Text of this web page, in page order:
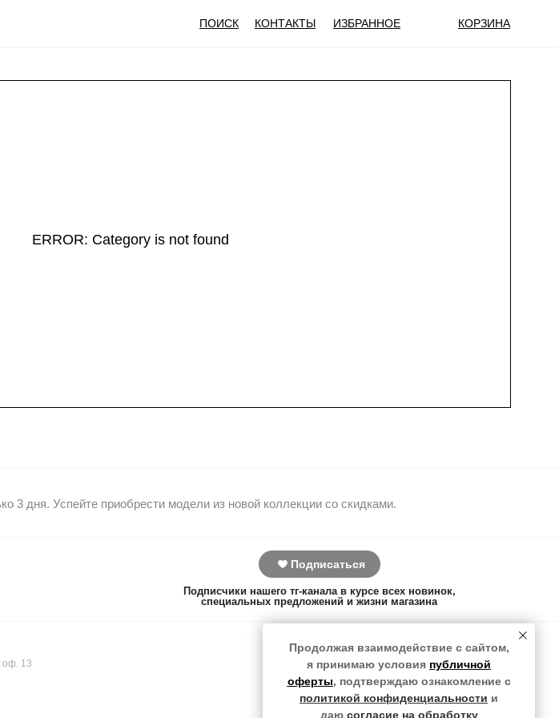
КОРЗИНА
ПОИСК КОНТАКТЫ ИЗБРАННОЕ
Продолжая взаимодействие с сайтом,
я принимаю условия публичной
оферты, подтверждаю ознакомление с
политикой конфиденциальности и
даю согласие на обработку
ERROR: Category is not found
дня. Успейте приобрести модели из новой коллекции со скидками.
Подписаться
Подписчики нашего тг-канала в курсе всех новинок,
специальных предложений и жизни магазина
оф. 13